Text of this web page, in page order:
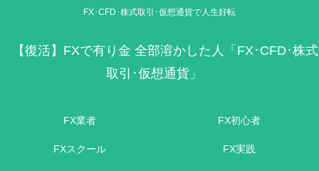
FX･CFD･株式取引･仮想通貨で人生好転
【復活】FXで有り金 全部溶かした人「FX･CFD･株式
取引･仮想通貨」
FX業者 FX初心者
FXスクール FX実践